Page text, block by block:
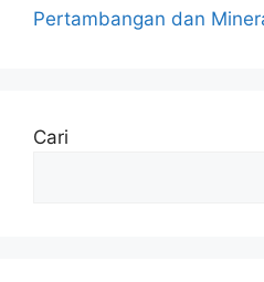
Pertambangan dan
Cari